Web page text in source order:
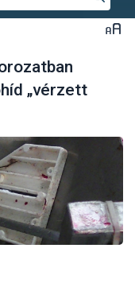
„vérzett